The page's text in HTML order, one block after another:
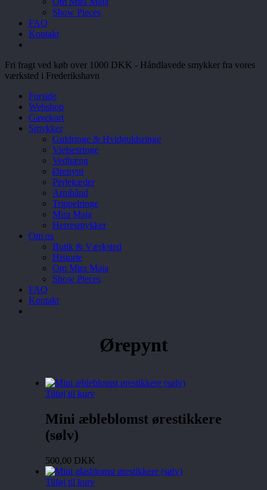
Show Pieces
FAQ
Kontakt
Fri fragt ved køb over 1000 DKK - Håndlavede smykker fra vores
værksted i Frederikshavn
Forside
Webshop
Gavekort
Smykker
Guldringe & Hvidguldsringe
Vielsesringe
Vedhæng
Ørepynt
Perlekæder
Armbånd
Trippelringe
Mira Maja
Herresmykker
Om os
Butik & Værksted
Historie
Om Mira Maja
Show Pieces
FAQ
Kontakt
Ørepynt
Tilføj til kurv
Mini æbleblomst ørestikkere
(sølv)
500,00 DKK
Tilføj til kurv